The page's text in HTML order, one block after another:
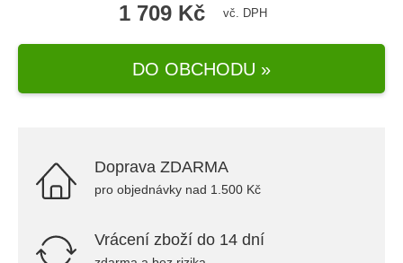
1 709 Kč vč. DPH
DO OBCHODU »
Doprava ZDARMA
pro objednávky nad 1.500 Kč
Vrácení zboží do 14 dní